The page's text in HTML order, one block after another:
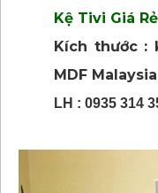
Kệ Tivi Giá
Kích thước :
MDF Malaysia
LH : 0935 314